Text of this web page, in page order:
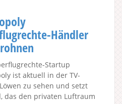
Händler
Startup
ist aktuell in der TV-
zu sehen und setzt
das den privaten Luftraum